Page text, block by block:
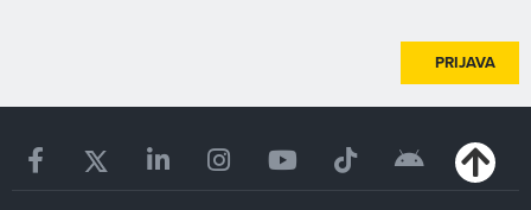
PRIJAVA